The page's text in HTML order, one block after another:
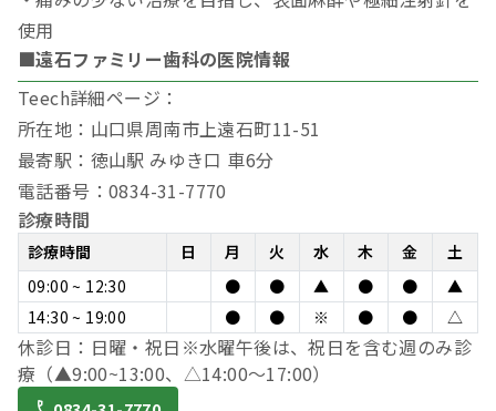
使用
■遠石ファミリー歯科の医院情報
Teech詳細ページ：
所在地：山口県周南市上遠石町11-51
最寄駅：徳山駅 みゆき口 車6分
電話番号：0834-31-7770
診療時間
診療時間 日 月 火 水 木 金
土
09:00 ~ 12:30
● ● ▲ ● ●
▲
14:30 ~ 19:00
● ● ※ ● ● △
休診日：日曜・祝日※水曜午後は、祝日を含む週のみ診
療（▲9:00~13:00、△14:00～17:00）